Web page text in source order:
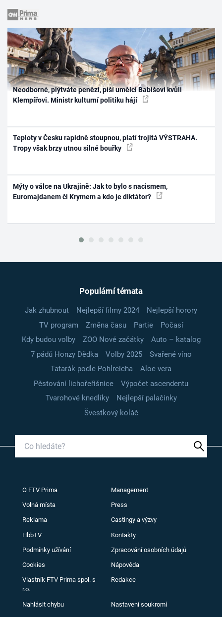
Neodborné, plýtváte penězi, píší umělci Babišovi kvůli
Klempířovi. Ministr kulturní politiku hájí
Teploty v Česku rapidně stoupnou, platí trojitá VÝSTRAHA.
Tropy však brzy utnou silné bouřky
Mýty o válce na Ukrajině: Jak to bylo s nacismem,
Euromajdanem či Krymem a kdo je diktátor?
Populární témata
Jak zhubnout Nejlepší filmy 2024
Nejlepší horory
TV program
Změna času Partie
Počasí
Kdy budou volby
ZOO Nové začátky
Auto – katalog
7 pádů Honzy Dědka
Volby 2025
Svařené víno
Tatarák podle Pohlreicha
Aloe vera
Pěstování lichořeřišnice
Výpočet ascendentu
Tvarohové knedlíky
Nejlepší palačinky
Švestkový koláč
O FTV Prima Management
Volná místa Press
Reklama Castingy a výzvy
HbbTV Kontakty
Podmínky užívání Zpracování osobních údajů
Cookies Nápověda
Vlastník FTV Prima spol. s
r.o.
Redakce
Nahlásit chybu Nastavení soukromí